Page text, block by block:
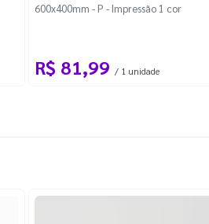
600x400mm - P - Impressão 1 cor
R$ 81,99 / 1 unidade